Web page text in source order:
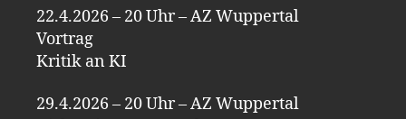
22.4.2026 – 20 Uhr – AZ Wuppertal
Vortrag
Kritik an KI
29.4.2026 – 20 Uhr – AZ Wuppertal